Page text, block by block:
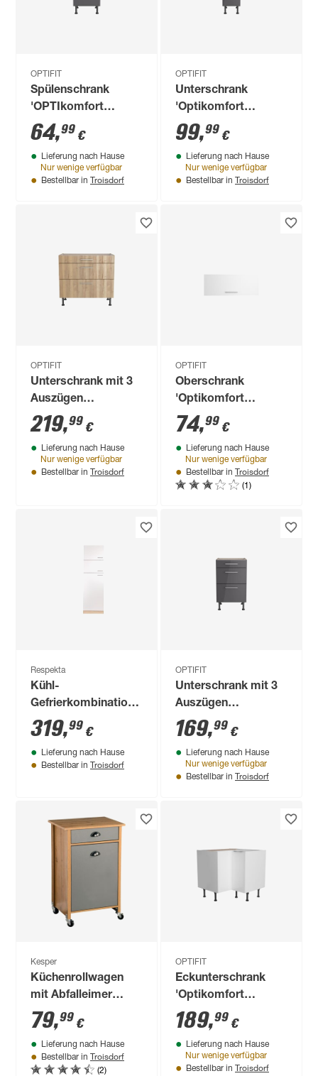
OPTIFIT
Spülenschrank
'OPTIkomfort
Ingvar420' anthrazit
matt 45 x 87 x 58,4
cm
64,99 €
Lieferung nach Hause
Nur wenige verfügbar
Bestellbar in Troisdorf
OPTIFIT
Unterschrank
'Optikomfort
Jonte984'
anthrazit/eichefarben
30 x 87 x 58,4 cm
99,99 €
Lieferung nach Hause
Nur wenige verfügbar
Bestellbar in Troisdorf
OPTIFIT
Unterschrank mit 3
Auszügen
'Optikomfort
Erik290' eichefarben
90 x 87 x 58,4 cm
219,99 €
Lieferung nach Hause
Nur wenige verfügbar
Bestellbar in Troisdorf
OPTIFIT
Oberschrank
'Optikomfort
Bengt932' weiß 90 x
35,2 x 34,9 cm
74,99 €
Lieferung nach Hause
Nur wenige verfügbar
Bestellbar in Troisdorf
(1)
Respekta
Kühl-
Gefrierkombination
Umbauschrank
'Merle'
weiß/eichefarben 60
x 200 x 60 cm
319,99 €
Lieferung nach Hause
Bestellbar in Troisdorf
OPTIFIT
Unterschrank mit 3
Auszügen
'Optikomfort
Jonte984'
anthrazit/eichefarben
50 x 87 x 58,4 cm
169,99 €
Lieferung nach Hause
Nur wenige verfügbar
Bestellbar in Troisdorf
Kesper
Küchenrollwagen
mit Abfalleimer
braun, grau 50 x 79 x
37 cm
79,99 €
Lieferung nach Hause
Bestellbar in Troisdorf
(2)
OPTIFIT
Eckunterschrank
'Optikomfort
Arvid986' weiß 90 x
87 x 58,4 cm
189,99 €
Lieferung nach Hause
Nur wenige verfügbar
Bestellbar in Troisdorf